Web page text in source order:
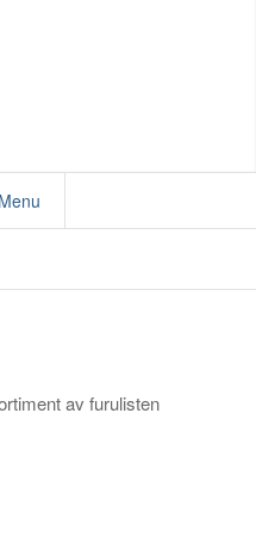
Menu
av furulisten